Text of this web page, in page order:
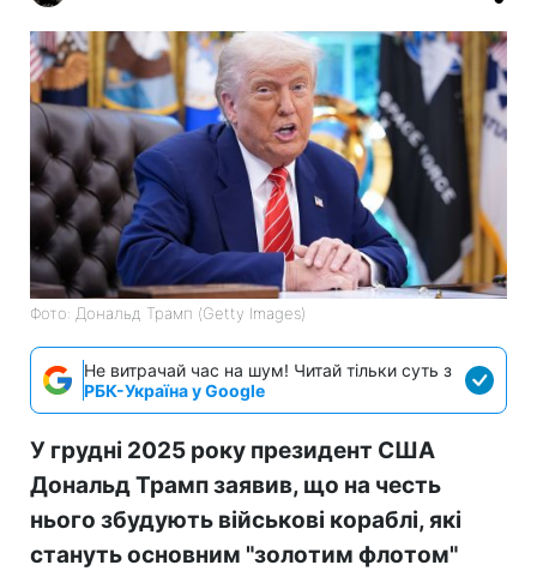
Фото: Дональд Трамп (Getty Images)
Не витрачай час на шум! Читай тільки суть з
РБК-Україна у Google
У грудні 2025 року президент США
Дональд Трамп заявив, що на честь
нього збудують військові кораблі, які
стануть основним "золотим флотом"